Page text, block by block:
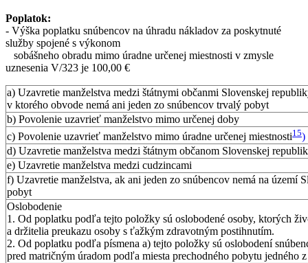
Poplatok:
- Výška poplatku snúbencov na úhradu nákladov za poskytnuté
služby spojené s výkonom
sobášneho obradu mimo úradne určenej miestnosti v zmysle
uznesenia V/323 je 100,00 €
a) Uzavretie manželstva medzi štátnymi občanmi Slovenskej
v ktorého obvode nemá ani jeden zo snúbencov trvalý pobyt
b) Povolenie uzavrieť manželstvo mimo určenej doby
c) Povolenie uzavrieť manželstvo mimo úradne určenej miestnosti15)
d) Uzavretie manželstva medzi štátnym občanom Slovenskej
e) Uzavretie manželstva medzi cudzincami
f) Uzavretie manželstva, ak ani jeden zo snúbencov nemá na území
pobyt
Oslobodenie
1. Od poplatku podľa tejto položky sú oslobodené osoby, ktorých
a držitelia preukazu osoby s ťažkým zdravotným postihnutím.
2. Od poplatku podľa písmena a) tejto položky sú oslobodení
pred matričným úradom podľa miesta prechodného pobytu jedného